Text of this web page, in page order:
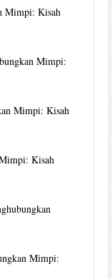
Mimpi: Kisah
Mimpi:
Mimpi: Kisah
Kisah
Mimpi: